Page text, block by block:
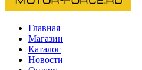
Главная
Магазин
Каталог
Новости